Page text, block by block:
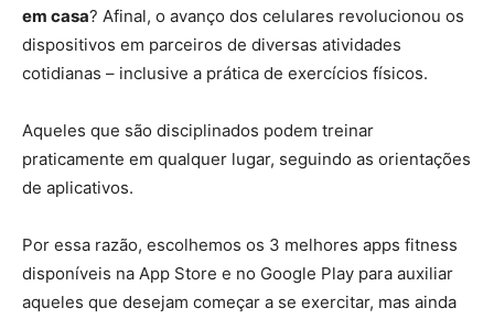
em casa? Afinal, o avanço dos celulares revolucionou os
dispositivos em parceiros de diversas atividades
cotidianas – inclusive a prática de exercícios físicos.
Aqueles que são disciplinados podem treinar
praticamente em qualquer lugar, seguindo as orientações
de aplicativos.
Por essa razão, escolhemos os 3 melhores apps fitness
disponíveis na App Store e no Google Play para auxiliar
aqueles que desejam começar a se exercitar, mas ainda